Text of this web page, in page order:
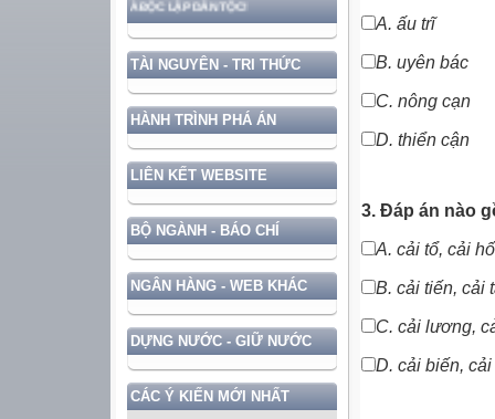
QUYỀN VÀ ĐỘC LẬP DÂN TỘC!
TÀI NGUYÊN - TRI THỨC
HÀNH TRÌNH PHÁ ÁN
LIÊN KẾT WEBSITE
BỘ NGÀNH - BÁO CHÍ
NGÂN HÀNG - WEB KHÁC
DỰNG NƯỚC - GIỮ NƯỚC
CÁC Ý KIẾN MỚI NHẤT
A. ấu trĩ
B. uyên bác
C. nông cạn
D. thiển cận
3. Đáp án nào
A. cải tổ, cải
B. cải tiến, cải
C. cải lương,
D. cải biến,